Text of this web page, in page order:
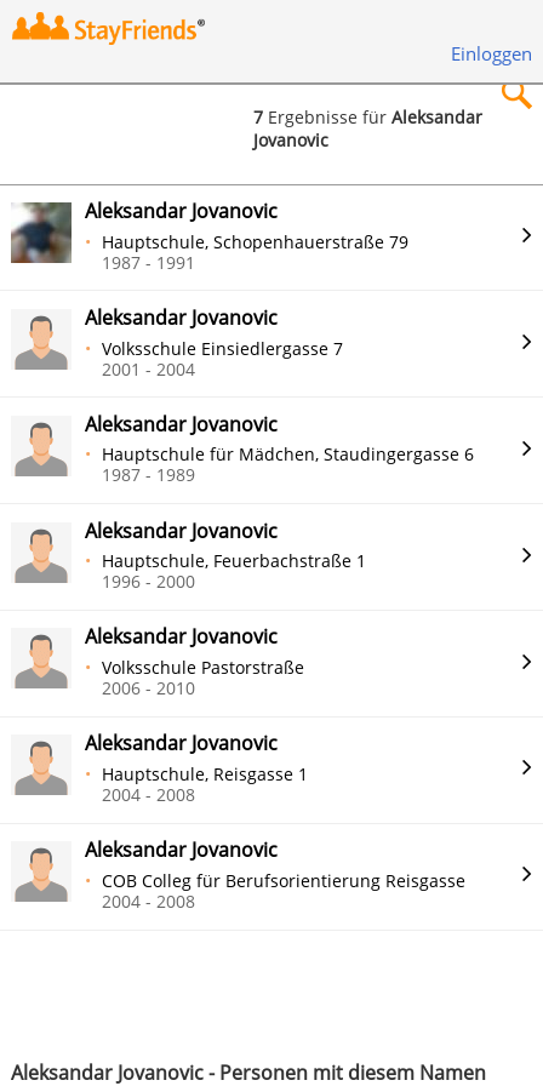
Einloggen
Suchen
7Ergebnisse für Aleksandar
Jovanovic
Aleksandar Jovanovic - Personen mit diesem Namen
Aleksandar Jovanovic
Hauptschule, Schopenhauerstraße 79
1987 - 1991
Aleksandar Jovanovic
Volksschule Einsiedlergasse 7
2001 - 2004
Aleksandar Jovanovic
Hauptschule für Mädchen, Staudingergasse 6
1987 - 1989
Aleksandar Jovanovic
Hauptschule, Feuerbachstraße 1
1996 - 2000
Aleksandar Jovanovic
Volksschule Pastorstraße
2006 - 2010
Aleksandar Jovanovic
Hauptschule, Reisgasse 1
2004 - 2008
Aleksandar Jovanovic
COB Colleg für Berufsorientierung Reisgasse
2004 - 2008